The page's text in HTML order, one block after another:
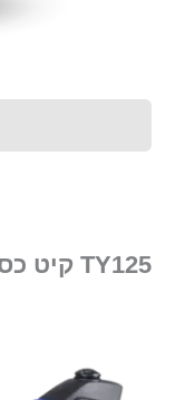
TY125 קיט כסא